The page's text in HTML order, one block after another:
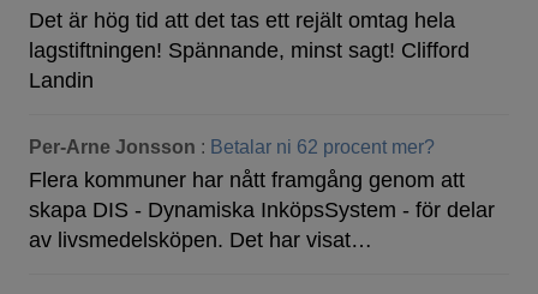
Det är hög tid att det tas ett rejält omtag hela
lagstiftningen! Spännande, minst sagt! Clifford
Landin
Per-Arne Jonsson : Betalar ni 62 procent mer?
Flera kommuner har nått framgång genom att
skapa DIS - Dynamiska InköpsSystem - för delar
av livsmedelsköpen. Det har visat…